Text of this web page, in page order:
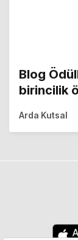
Blog
birincilik
Arda Kutsal